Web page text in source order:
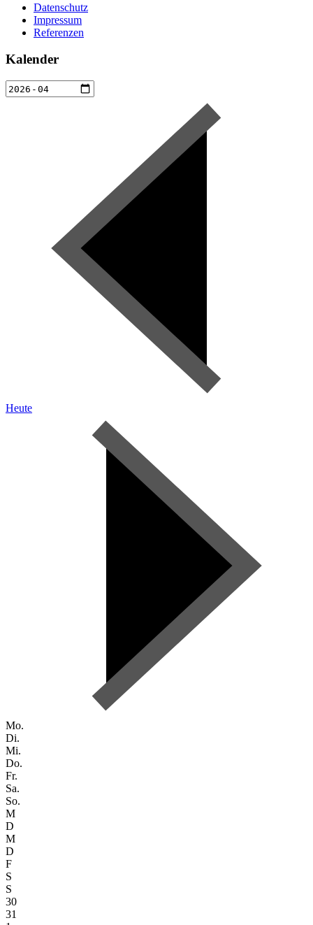
Datenschutz
Impressum
Referenzen
Kalender
Heute
Mo.
Di.
Mi.
Do.
Fr.
Sa.
So.
M
D
M
D
F
S
S
30
31